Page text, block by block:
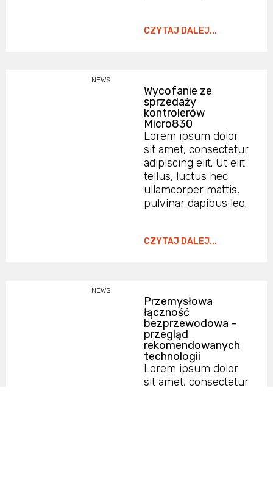
CZYTAJ DALEJ...
NEWS
Wycofanie ze
sprzedaży
kontrolerów
Micro830
Lorem ipsum dolor
sit amet, consectetur
adipiscing elit. Ut elit
tellus, luctus nec
ullamcorper mattis,
pulvinar dapibus leo.
CZYTAJ DALEJ...
NEWS
Przemysłowa
łączność
bezprzewodowa –
przegląd
rekomendowanych
technologii
Lorem ipsum dolor
sit amet, consectetur